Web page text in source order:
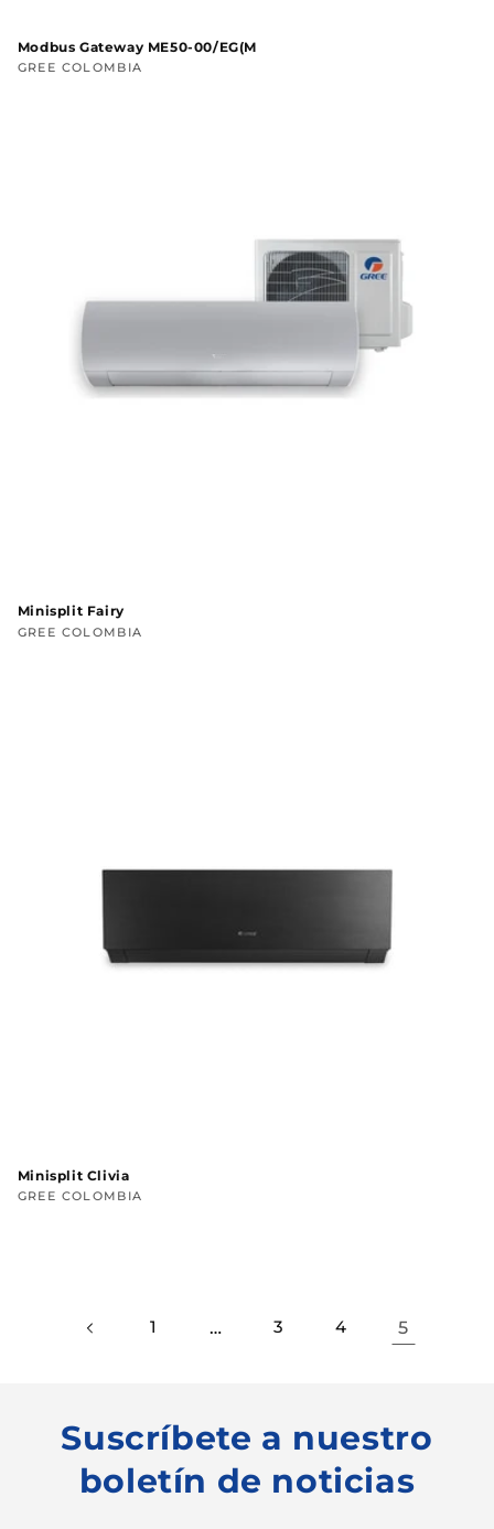
Modbus Gateway ME50-00/EG(M
Proveedor:
GREE COLOMBIA
Minisplit Fairy
Proveedor:
GREE COLOMBIA
Minisplit Clivia
Proveedor:
GREE COLOMBIA
1 … 3 4 5
Suscríbete a nuestro
boletín de noticias